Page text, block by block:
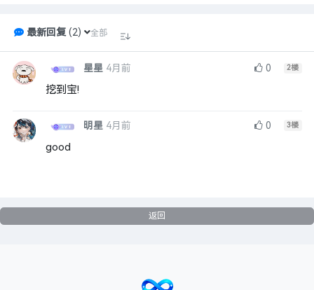
最新回复( 2) 全部
星星 4月前 0 2楼
挖到宝!
明星 4月前 0 3楼
good
返回